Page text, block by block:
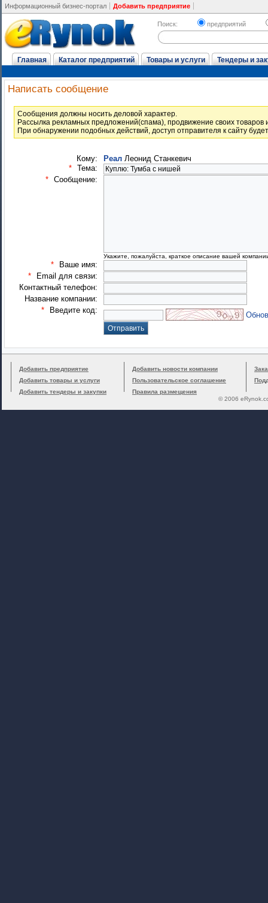
Информационный бизнес-портал Добавить предприятие
Поиск: предприятий
Главная Каталог предприятий Товары и услуги Тендеры и
Написать сообщение
Cообщения должны носить деловой характер.
Рассылка рекламных предложений(спама), продвижение своих товаров
При обнаружении подобных действий, доступ отправителя к сайту
Кому: Реал Леонид Станкевич
* Тема:
* Сообщение:
Укажите, пожалуйста, краткое описание вашей
*
Ваше имя:
*
Email для связи:
Контактный телефон:
Название компании:
*
Введите код:
Добавить предприятие
Добавить товары и услуги
Добавить тендеры и закупки
Добавить новости компании
Пользовательское соглашение
Правила размещения
© 2006